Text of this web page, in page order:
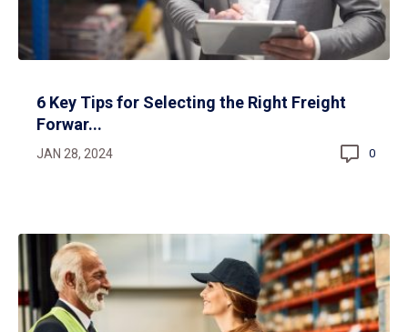
6 Key Tips for Selecting the Right Freight
Forwar...
JAN 28, 2024 0